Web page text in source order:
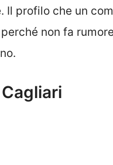
Il profilo che un
non fa